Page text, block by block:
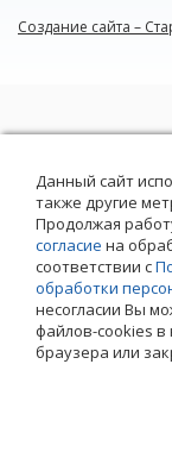
Создание сайта –
Данный сайт
также другие
Продолжая
согласие на
соответствии с
обработки
несогласии Вы
файлов-cookies в
браузера или